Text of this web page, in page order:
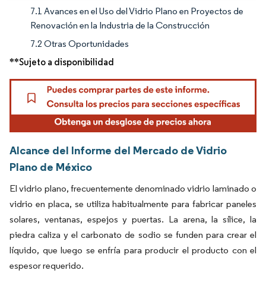
7.1 Avances en el Uso del Vidrio Plano en Proyectos de
Renovación en la Industria de la Construcción
7.2 Otras Oportunidades
**Sujeto a disponibilidad
Alcance del Informe del Mercado de Vidrio
Plano de México
El vidrio plano, frecuentemente denominado vidrio laminado o
vidrio en placa, se utiliza habitualmente para fabricar paneles
solares, ventanas, espejos y puertas. La arena, la sílice, la
piedra caliza y el carbonato de sodio se funden para crear el
líquido, que luego se enfría para producir el producto con el
espesor requerido.